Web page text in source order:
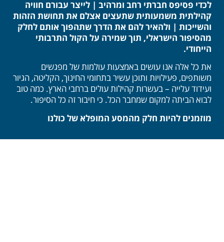
לכדי פסיפס חברתי רחב ומרהיב | לייצר עבורם חוויה
קהילתית משמעותית שתעצים אצלם את תחושת הזהות
והשייכות | ולהאיר להם את הדרך שתהפוך אותם לחלק
מהסיפור הישראלי, תוך שמירה על הקול התרבותי
הייחודי.
את כל אלה אנו עושים באמצעות עולמות של מפגשים
משותפים, פעילויות ותוכן עשיר בתחומי החינוך, הקליטה, הגיור
ועידוד עלייה – בעשרות קהילות עולים ברחבי הארץ. כמה טוב
לבוא הביתה למקום שמחבר הכל. כי חיבור זה כל הסיפור.
מוזמנים להיות חלק מהמסע המופלא של כולנו